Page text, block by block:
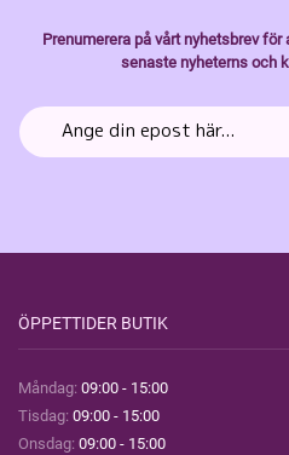
Prenumerera på vårt nyhetsbrev
senaste nyheterns och
ÖPPETTIDER BUTIK
Måndag: 09:00 - 15:00
Tisdag: 09:00 - 15:00
Onsdag: 09:00 - 15:00